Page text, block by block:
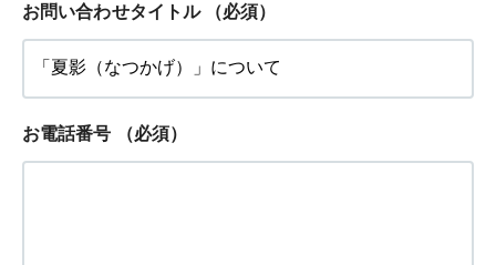
お問い合わせタイトル （必須）
お電話番号 （必須）